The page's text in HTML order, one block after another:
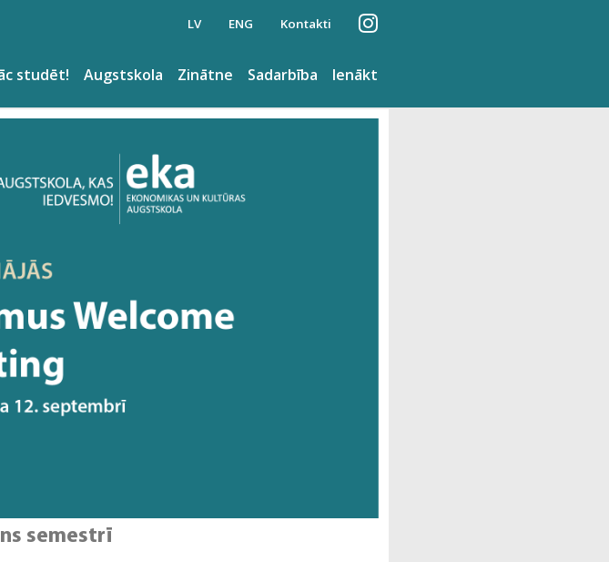
LV ENG Kontakti
Ienākt
Sadarbība
Zinātne
Augstskola
studēt!
semestrī